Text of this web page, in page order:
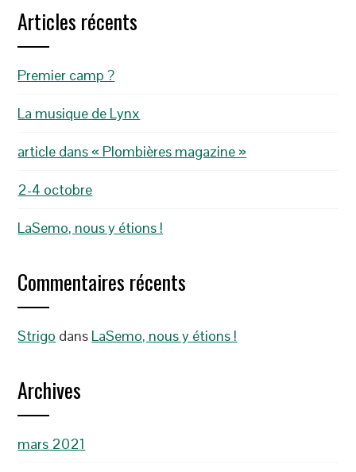
Articles récents
Premier camp ?
La musique de Lynx
article dans « Plombières magazine »
2-4 octobre
LaSemo, nous y étions !
Commentaires récents
Strigo dans LaSemo, nous y étions !
Archives
mars 2021